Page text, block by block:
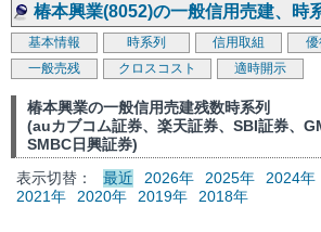
椿本興業(8052)の一般信用売建、時
基本情報 時系列 信用取組 優
一般売残
クロスコスト 適時開示
椿本興業の一般信用売建残数時系列
(auカブコム証券、楽天証券、SBI証券、
SMBC日興証券)
表示切替：
最近 2026年 2025年 2024年
2021年
2020年 2019年 2018年